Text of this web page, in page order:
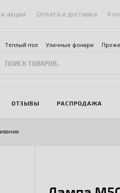
акции Оплата и доставка
Теплый пол Уличные фонари
ОТЗЫВЫ РАСПРОДАЖА